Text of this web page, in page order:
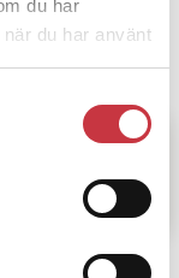
du har
du har använt